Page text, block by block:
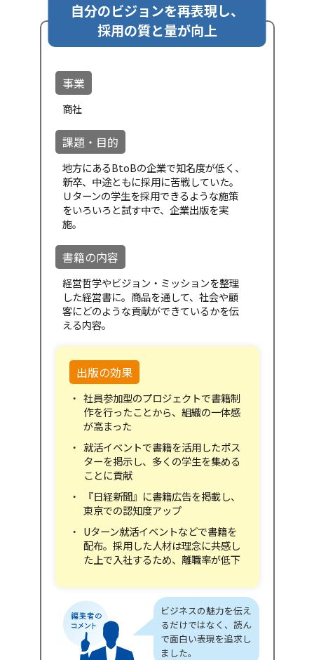
自分のビジョンを再表現し、
採用の質と量が向上
事業
商社
課題・目的
地方にあるBtoBの企業で知名度が低く、
新卒、中途ともに採用に苦戦していた。
Ｕターンの学生を採用できるような施策
をいろいろと試す中で、企業出版を実
施。
書籍の内容
経営哲学やビジョン・ミッションを整理
した経営書に。商品を通して、社会や顧
客にどのような貢献ができているかを伝
える内容。
出版の効果
社員参加型のプロジェクトで書籍制
作を行ったことから、組織の一体感
が高まった
就活イベントで書籍を活用したポス
ターを掲示し、多くの学生を集める
ことに貢献
『日経新聞』に書籍広告を掲載し、
東京での認知度アップ
Uターン就活イベントなどで書籍を
配布。採用した人材は理念に共感し
た上で入社するため、離職率が低下
ビジネスの魅力を伝え
るだけではなく、読ん
で面白い表現を追求し
ました。